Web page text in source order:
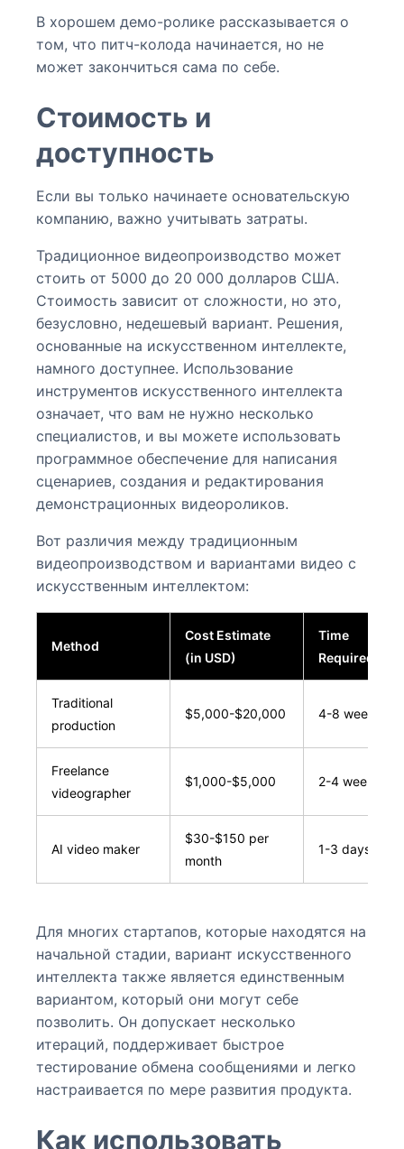
В хорошем демо-ролике рассказывается о
том, что питч-колода начинается, но не
может закончиться сама по себе.
Стоимость и
доступность
Если вы только начинаете основательскую
компанию, важно учитывать затраты.
Традиционное видеопроизводство может
стоить от 5000 до 20 000 долларов США.
Стоимость зависит от сложности, но это,
безусловно, недешевый вариант. Решения,
основанные на искусственном интеллекте,
намного доступнее. Использование
инструментов искусственного интеллекта
означает, что вам не нужно несколько
специалистов, и вы можете использовать
программное обеспечение для написания
сценариев, создания и редактирования
демонстрационных видеороликов.
Вот различия между традиционным
видеопроизводством и вариантами видео с
искусственным интеллектом:
Method
Cost Estimate
(in USD)
Time
Required
Traditional
production
$5,000-$20,000 4-8 weeks
Freelance
videographer
$1,000-$5,000 2-4 weeks
AI video maker
$30-$150 per
month
1-3 days
Для многих стартапов, которые находятся на
начальной стадии, вариант искусственного
интеллекта также является единственным
вариантом, который они могут себе
позволить. Он допускает несколько
итераций, поддерживает быстрое
тестирование обмена сообщениями и легко
настраивается по мере развития продукта.
Как использовать